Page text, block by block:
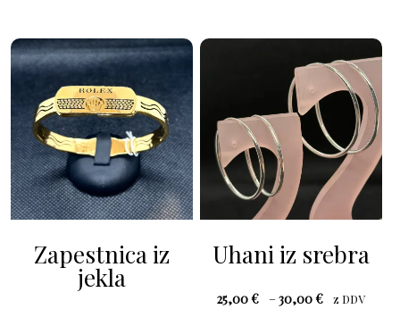
Zapestnica iz
jekla
Uhani iz srebra
25,00€ –30,00€ Cenovni
z DDV